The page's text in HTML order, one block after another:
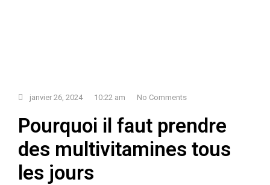
janvier 26, 2024 10:22 am No Comments
Pourquoi il faut prendre
des multivitamines tous
les jours